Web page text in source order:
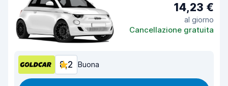
14,23 €
al giorno
Cancellazione gratuita
8,2 Buona